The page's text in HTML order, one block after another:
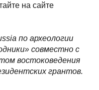
на сайте
по археологии
совместно с
востоковедения
грантов.